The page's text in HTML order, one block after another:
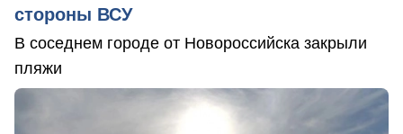
стороны ВСУ
В соседнем городе от Новороссийска закрыли
пляжи